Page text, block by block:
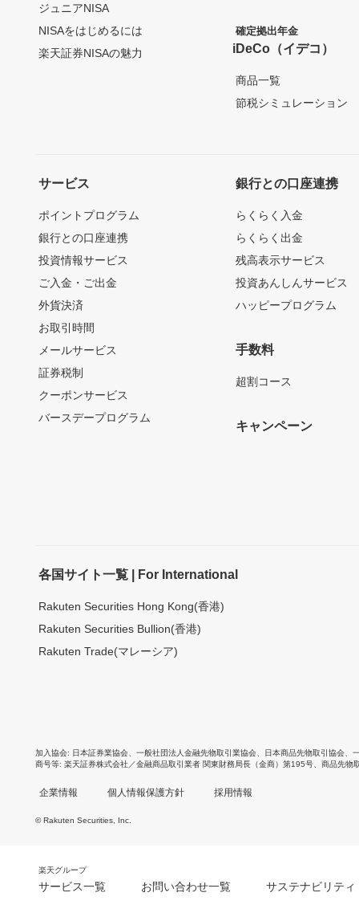
ジュニアNISA
NISAをはじめるには
楽天証券NISAの魅力
確定拠出年金
iDeCo（イデコ）
商品一覧
節税シミュレーション
サービス
ポイントプログラム
銀行との口座連携
投資情報サービス
ご入金・ご出金
外貨決済
お取引時間
メールサービス
証券税制
クーポンサービス
バースデープログラム
銀行との口座連携
らくらく入金
らくらく出金
残高表示サービス
投資あんしんサービス
ハッピープログラム
手数料
超割コース
キャンペーン
各国サイト一覧 | For International
Rakuten Securities Hong Kong(香港)
Rakuten Securities Bullion(香港)
Rakuten Trade(マレーシア)
加入協会 日本証券業協会 一般社団法人金融先物取引業協会 日本商品先物取引協会
商号等 楽天証券株式会社／金融商品取引業者 関東財務局長（金商）第195号、商品先物
企業情報 個人情報保護方針 採用情報
© Rakuten Securities, Inc.
楽天グループ
サービス一覧 お問い合わせ一覧 サステナビリティ